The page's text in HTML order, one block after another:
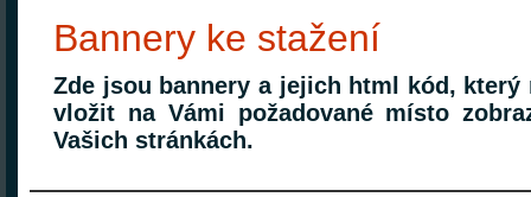
Bannery ke stažení
Zde jsou bannery a jejich html kód, který
vložit na Vámi požadované místo
Vašich stránkách.